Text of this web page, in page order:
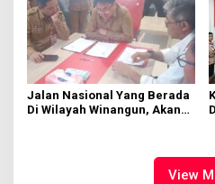
Jalan Nasional Yang Berada
Di Wilayah Winangun, Akan
View